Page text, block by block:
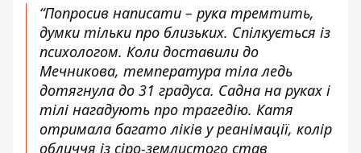
“Попросив написати – рука тремтить,
думки тільки про близьких. Спілкується із
психологом. Коли доставили до
Мечникова, температура тіла ледь
дотягнула до 31 градуса. Садна на руках і
тілі нагадують про трагедію. Катя
отримала багато ліків у реанімації, колір
обличчя із сіро-землистого став